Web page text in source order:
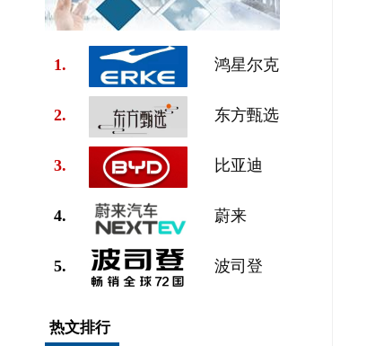
1. 鸿星尔克
2. 东方甄选
3. 比亚迪
4. 蔚来
5. 波司登
热文排行